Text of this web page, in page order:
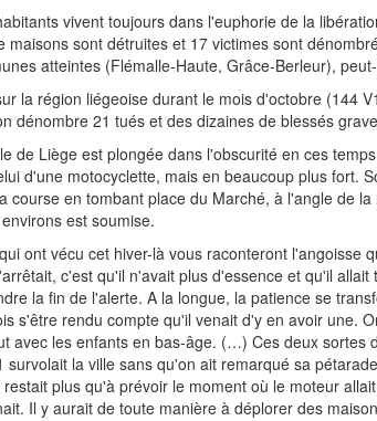
vivent toujours dans l'euphorie de la
sont détruites et 17 victimes sont
atteintes (Flémalle-Haute, Grâce-Berleur),
la région liégeoise durant le mois d'octobre (144
dénombre 21 tués et des dizaines de blessés
de Liège est plongée dans l'obscurité en ces
d'une motocyclette, mais en beaucoup plus fort.
course en tombant place du Marché, à l'angle de
est soumise.
ont vécu cet hiver-là vous raconteront
c'est qu'il n'avait plus d'essence et qu'il
la fin de l'alerte. A la longue, la patience se
s'être rendu compte qu'il venait d'y en avoir une.
avec les enfants en bas-âge. (…) Ces deux
la ville sans qu'on ait remarqué sa
plus qu'à prévoir le moment où le moteur
Il y aurait de toute manière à déplorer des